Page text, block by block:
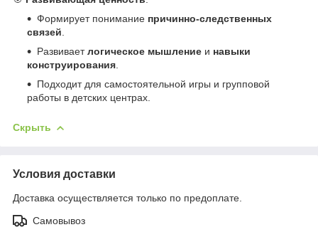
Формирует понимание причинно-следственных
связей
Развиваетлогическое мышление и навыки
конструирования
Подходит для самостоятельной игры и групповой
работы в детских центрах.
Скрыть
Условия доставки
Доставка осуществляется только по предоплате.
Самовывоз